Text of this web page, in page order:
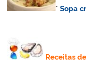
*Sopa
Receitas